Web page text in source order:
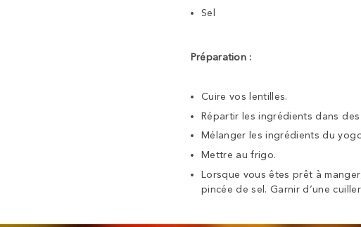
Sel
Préparation :
Cuire vos lentilles.
Répartir les ingrédients dans
Mélanger les ingrédients du
Mettre au frigo.
Lorsque vous êtes prêt à
pincée de sel. Garnir d’une